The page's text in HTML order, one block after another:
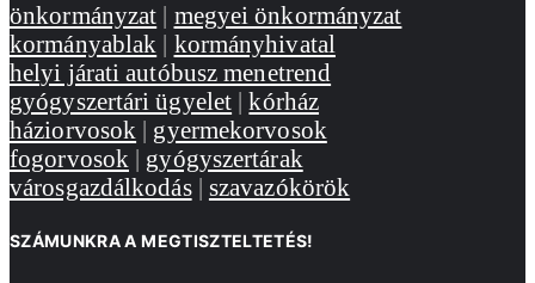
önkormányzat | megyei önkormányzat
kormányablak | kormányhivatal
helyi járati autóbusz menetrend
gyógyszertári ügyelet |kórház
háziorvosok | gyermekorvosok
fogorvosok | gyógyszertárak
városgazdálkodás| szavazókörök
SZÁMUNKRA A MEGTISZTELTETÉS!